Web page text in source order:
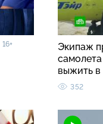
16+
Экипаж
самолета
выжить в
352